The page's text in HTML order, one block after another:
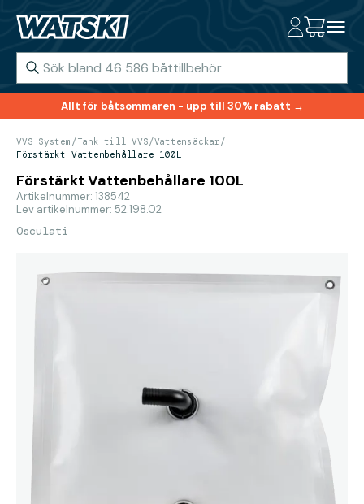
Allt för båtsommaren - upp till 30% rabatt →
VVS-System /Tank till VVS/Vattensäckar/
Förstärkt Vattenbehållare 100L
Förstärkt Vattenbehållare 100L
Artikelnummer: 138542
Lev artikelnummer: 52.198.02
Osculati